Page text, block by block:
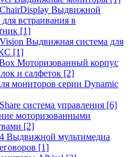
Выдвижной
встраивания в
[1]
Выдвижная система для
[1]
Моторизованный корпус
и салфеток [2]
мониторов серии Dynamic
система управления [6]
моторизованными
[2]
Выдвижной мультимедиа
[1]